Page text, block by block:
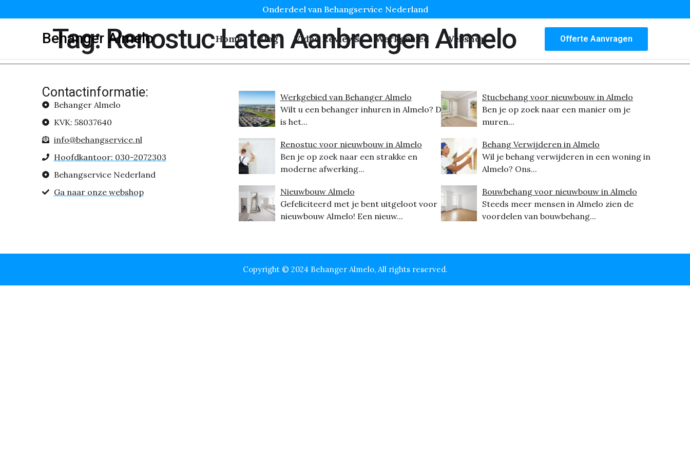
Onderdeel van Behangservice Nederland
Behanger Almelo Home Blog Video Reviews Werkgebied Webshop Offerte Aanvragen
Tag:Renostuc Laten Aanbrengen Almelo
Contactinformatie:
Behanger Almelo
KVK: 58037640
info@behangservice.nl
Hoofdkantoor: 030-2072303
Behangservice Nederland
Ga naar onze webshop
Werkgebied van Behanger Almelo
Wilt u een behanger inhuren in Almelo? Dit
is het...
Renostuc voor nieuwbouw in Almelo
Ben je op zoek naar een strakke en
moderne afwerking...
Nieuwbouw Almelo
Gefeliciteerd met je bent uitgeloot voor
nieuwbouw Almelo! Een nieuw...
Stucbehang voor nieuwbouw in Almelo
Ben je op zoek naar een manier om je
muren...
Behang Verwijderen in Almelo
Wil je behang verwijderen in een woning in
Almelo? Ons...
Bouwbehang voor nieuwbouw in Almelo
Steeds meer mensen in Almelo zien de
voordelen van bouwbehang...
Copyright © 2024 Behanger Almelo, All rights reserved.